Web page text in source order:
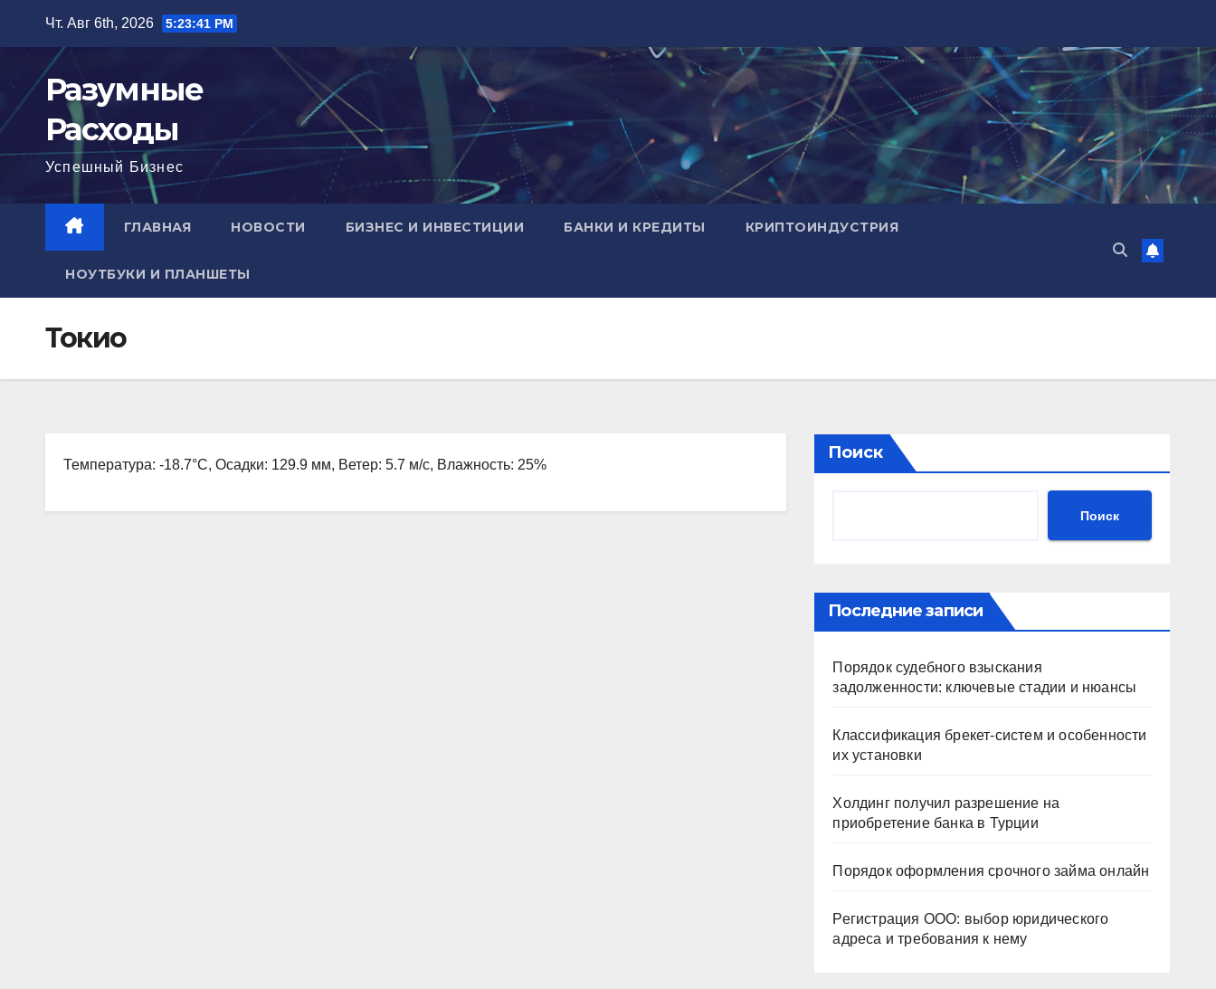
содержимому
Чт. Авг 6th, 2026 5:23:42 PM
Разумные
Расходы
Успешный Бизнес
ГЛАВНАЯ НОВОСТИ БИЗНЕС И ИНВЕСТИЦИИ БАНКИ И КРЕДИТЫ КРИПТОИНДУСТРИЯ
НОУТБУКИ И ПЛАНШЕТЫ
Токио
Температура: -18.7°C, Осадки: 129.9 мм, Ветер: 5.7 м/с, Влажность: 25%
Поиск
Поиск
Последние записи
Порядок судебного взыскания
задолженности: ключевые стадии и нюансы
Классификация брекет-систем и особенности
их установки
Холдинг получил разрешение на
приобретение банка в Турции
Порядок оформления срочного займа онлайн
Регистрация ООО: выбор юридического
адреса и требования к нему